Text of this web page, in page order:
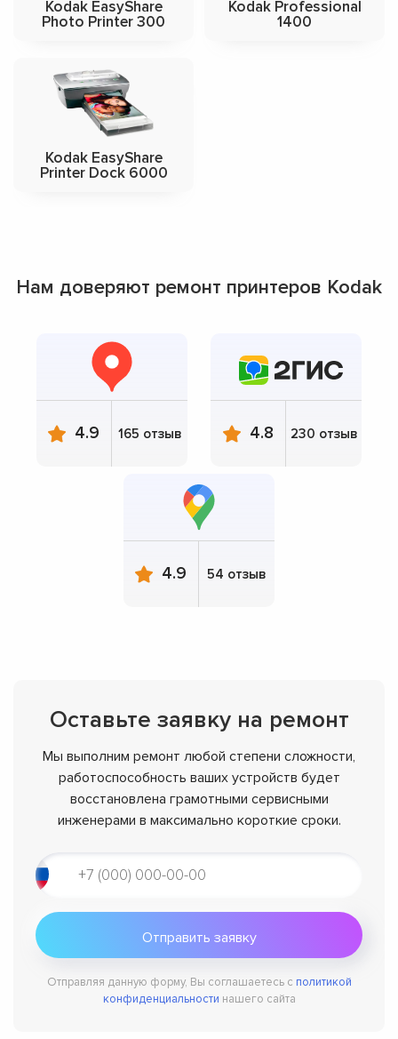
Kodak EasyShare
Photo Printer 300
Kodak Professional
1400
Kodak EasyShare
Printer Dock 6000
Нам доверяют ремонт принтеров Kodak
4.9 165 отзыв 4.8 230 отзыв
4.9 54 отзыв
Оставьте заявку на ремонт
Мы выполним ремонт любой степени сложности,
работоспособность ваших устройств будет
восстановлена грамотными сервисными
инженерами в максимально короткие сроки.
Отправляя данную форму, Вы соглашаетесь с политикой
конфиденциальности нашего сайта